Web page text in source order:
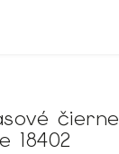
čierne
18402